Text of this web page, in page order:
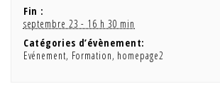
Fin :
septembre 23 - 16 h 30 min
Catégories d’évènement:
Evénement, Formation, homepage2